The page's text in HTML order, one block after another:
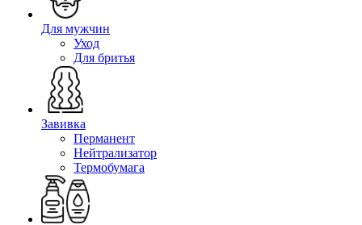
Для мужчин
Уход
Для бритья
Завивка
Перманент
Нейтрализатор
Термобумага